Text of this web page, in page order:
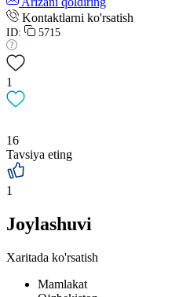
Kontaktlarni ko'rsatish
ID: 5715
1
16
Tavsiya eting
1
Joylashuvi
Xaritada ko'rsatish
Mamlakat